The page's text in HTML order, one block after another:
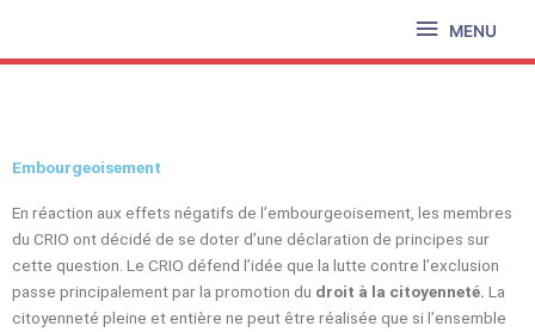
contenu
MENU
MENU
Embourgeoisement
En réaction aux effets négatifs de l’embourgeoisement, les membres
du CRIO ont décidé de se doter d’une déclaration de principes sur
cette question. Le CRIO défend l’idée que la lutte contre l’exclusion
passe principalement par la promotion du droit à la citoyenneté. La
citoyenneté pleine et entière ne peut être réalisée que si l’ensemble